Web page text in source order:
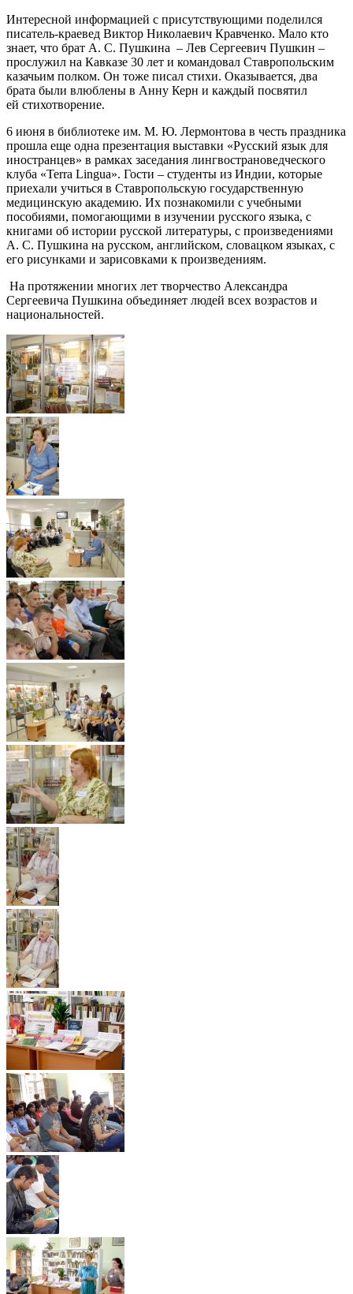
Интересной информацией с присутствующими поделился
писатель-краевед Виктор Николаевич Кравченко. Мало кто
знает, что брат А. С. Пушкина – Лев Сергеевич Пушкин –
прослужил на Кавказе 30 лет и командовал Ставропольским
казачьим полком. Он тоже писал стихи. Оказывается, два
брата были влюблены в Анну Керн и каждый посвятил
ей стихотворение.
6 июня в библиотеке им. М. Ю. Лермонтова в честь праздника
прошла еще одна презентация выставки «Русский язык для
иностранцев» в рамках заседания лингвострановедческого
клуба «Terra Lingua». Гости – студенты из Индии, которые
приехали учиться в Ставропольскую государственную
медицинскую академию. Их познакомили с учебными
пособиями, помогающими в изучении русского языка, с
книгами об истории русской литературы, с произведениями
А. С. Пушкина на русском, английском, словацком языках, с
его рисунками и зарисовками к произведениям.
На протяжении многих лет творчество Александра
Сергеевича Пушкина объединяет людей всех возрастов и
национальностей.